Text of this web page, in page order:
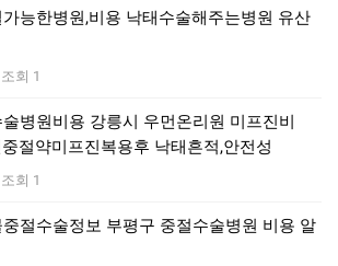
능한병원,비용 낙태수술해주는병원 유산
조회 1
병원비용 강릉시 우먼온리원 미프진비
절약미프진복용후 낙태흔적,안전성
조회 1
절수술정보 부평구 중절수술병원 비용 알